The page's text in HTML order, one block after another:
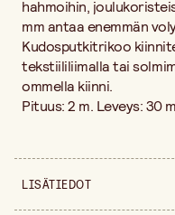
hahmoihin,
mm antaa enemmän
Kudosputkitrikoo
tekstiililiimalla tai
ommella kiinni.
Pituus: 2 m. Leveys: 30
LISÄTIEDOT